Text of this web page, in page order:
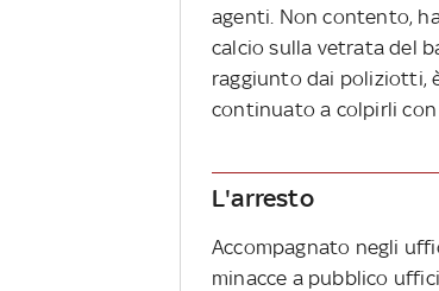
agenti. Non contento,
calcio sulla vetrata del
raggiunto dai poliziotti,
continuato a colpirli con
L'arresto
Accompagnato negli
minacce a pubblico